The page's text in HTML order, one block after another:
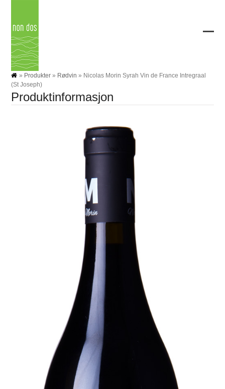
content
» Produkter » Rødvin » Nicolas Morin Syrah Vin de France Intregraal
(St Joseph)
Produktinformasjon